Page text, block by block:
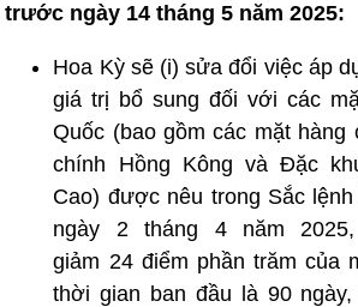
trước ngày 14 tháng 5 năm 2025:
Hoa Kỳ sẽ (i) sửa đổi việc áp
giá trị bổ sung đối với các
Quốc (bao gồm các mặt hàng
chính Hồng Kông và Đặc
Cao) được nêu trong Sắc
ngày 2 tháng 4 năm
giảm 24 điểm phần trăm của
thời gian ban đầu là 90